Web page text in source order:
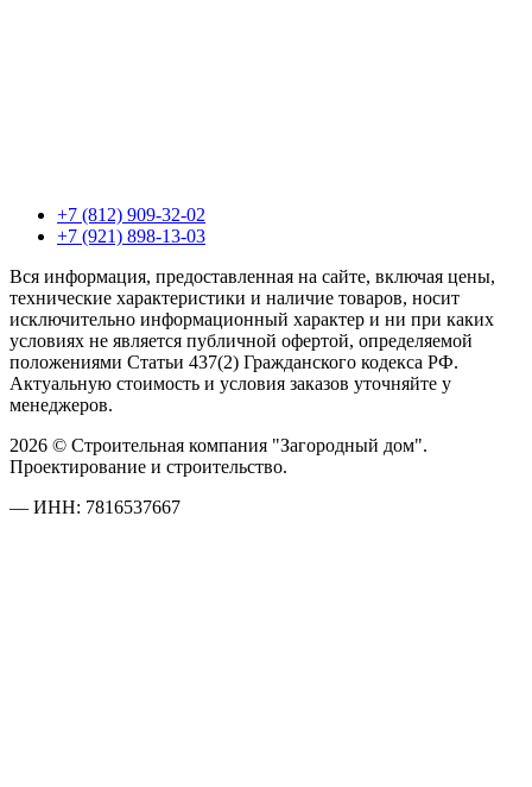
+7 (812) 909-32-02
+7 (921) 898-13-03
Вся информация, предоставленная на сайте, включая цены,
технические характеристики и наличие товаров, носит
исключительно информационный характер и ни при каких
условиях не является публичной офертой, определяемой
положениями Статьи 437(2) Гражданского кодекса РФ.
Актуальную стоимость и условия заказов уточняйте у
менеджеров.
2026 © Строительная компания "Загородный дом".
Проектирование и строительство.
— ИНН: 7816537667